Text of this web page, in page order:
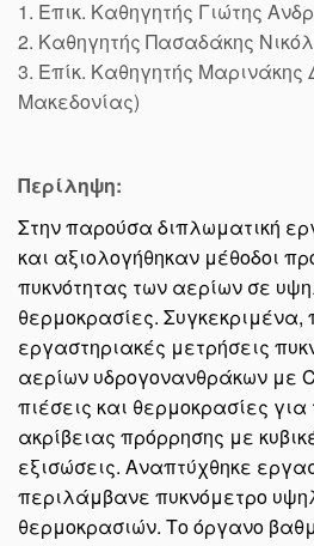
1. Επικ. Καθηγητής Γιώτης
2. Καθηγητής Πασαδάκης
3. Επίκ. Καθηγητής Μαρινάκης
Μακεδονίας)
Περίληψη:
Στην παρούσα διπλωματική
και αξιολογήθηκαν μέθοδοι
πυκνότητας των αερίων σε
θερμοκρασίες.
εργαστηριακές μετρήσεις
αερίων υδρογονανθράκων με
πιέσεις και θερμοκρασίες για
ακρίβειας πρόρρησης με
εξισώσεις. Αναπτύχθηκε
περιλάμβανε πυκνόμετρο
θερμοκρασιών. Το όργανο